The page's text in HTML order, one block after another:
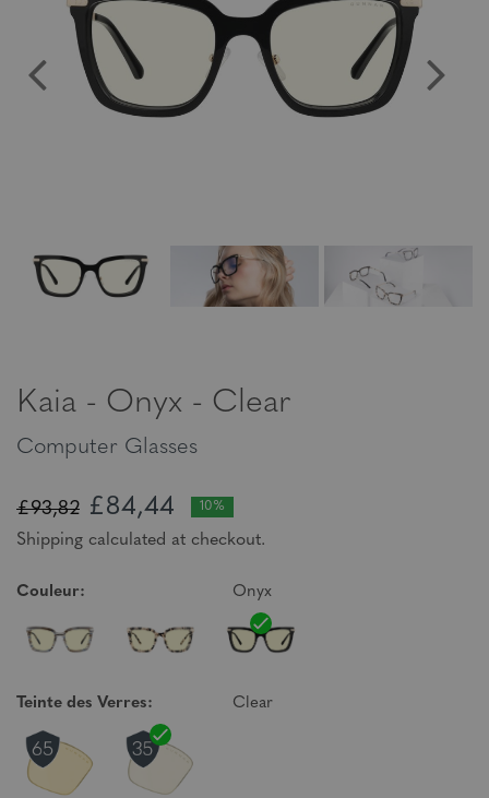
Kaia - Onyx - Clear
Computer Glasses
£93,82 £84,44 10%
Shipping calculated at checkout.
Couleur: Onyx
Teinte des Verres: Clear